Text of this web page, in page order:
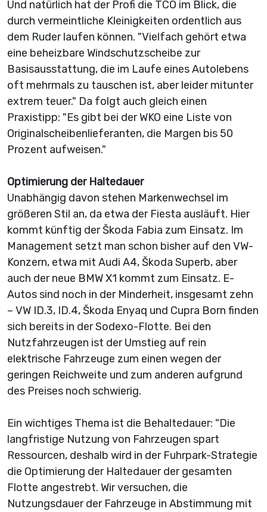
Und natürlich hat der Profi die TCO im Blick, die
durch vermeintliche Kleinigkeiten ordentlich aus
dem Ruder laufen können. "Vielfach gehört etwa
eine beheizbare Windschutzscheibe zur
Basisausstattung, die im Laufe eines Autolebens
oft mehrmals zu tauschen ist, aber leider mitunter
extrem teuer." Da folgt auch gleich einen
Praxistipp: "Es gibt bei der WKO eine Liste von
Originalscheibenlieferanten, die Margen bis 50
Prozent aufweisen."
Optimierung der Haltedauer
Unabhängig davon stehen Markenwechsel im
größeren Stil an, da etwa der Fiesta ausläuft. Hier
kommt künftig der Škoda Fabia zum Einsatz. Im
Management setzt man schon bisher auf den VW-
Konzern, etwa mit Audi A4, Škoda Superb, aber
auch der neue BMW X1 kommt zum Einsatz. E-
Autos sind noch in der Minderheit, insgesamt zehn
– VW ID.3, ID.4, Škoda Enyaq und Cupra Born finden
sich bereits in der Sodexo-Flotte. Bei den
Nutzfahrzeugen ist der Umstieg auf rein
elektrische Fahrzeuge zum einen wegen der
geringen Reichweite und zum anderen aufgrund
des Preises noch schwierig.
Ein wichtiges Thema ist die Behaltedauer: "Die
langfristige Nutzung von Fahrzeugen spart
Ressourcen, deshalb wird in der Fuhrpark-Strategie
die Optimierung der Haltedauer der gesamten
Flotte angestrebt. Wir versuchen, die
Nutzungsdauer der Fahrzeuge in Abstimmung mit